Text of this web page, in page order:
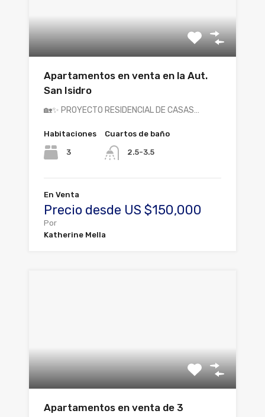
Apartamentos en venta en la Aut.
San Isidro
🏡✨ PROYECTO RESIDENCIAL DE CASAS…
Habitaciones
3
Cuartos de baño
2.5-3.5
En Venta
Precio desde US $150,000
Por
Katherine Mella
Apartamentos en venta de 3